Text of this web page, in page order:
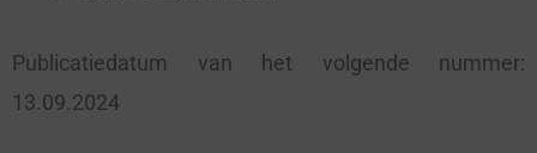
Publicatiedatum van het volgende nummer:
13.09.2024